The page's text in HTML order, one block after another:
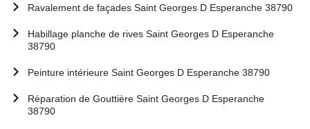
Ravalement de façades Saint Georges D Esperanche 38790
Habillage planche de rives Saint Georges D Esperanche
38790
Peinture intérieure Saint Georges D Esperanche 38790
Réparation de Gouttière Saint Georges D Esperanche
38790